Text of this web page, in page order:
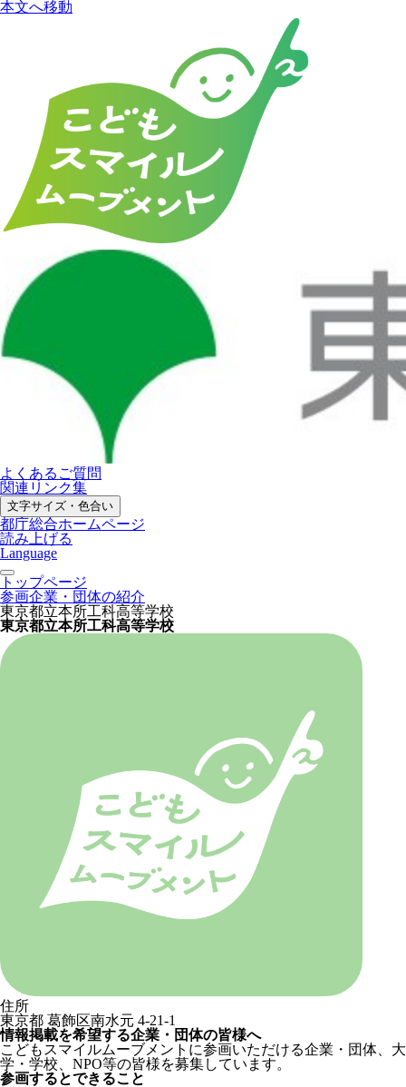
本文へ移動
よくあるご質問
関連リンク集
文字サイズ・色合い
都庁総合ホームページ
読み上げる
Language
トップページ
参画企業・団体の紹介
東京都立本所工科高等学校
東京都立本所工科高等学校
住所
東京都 葛飾区南水元 4-21-1
情報掲載を希望する企業・団体の皆様へ
こどもスマイルムーブメントに参画いただける企業・団体、大
学・学校、NPO等の皆様を募集しています。
参画するとできること